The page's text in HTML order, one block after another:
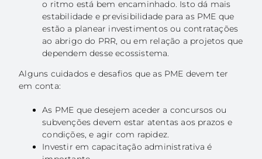
o ritmo está bem encaminhado. Isto dá mais
estabilidade e previsibilidade para as PME que
estão a planear investimentos ou contratações
ao abrigo do PRR, ou em relação a projetos que
dependem desse ecossistema.
Alguns cuidados e desafios que as PME devem ter
em conta:
As PME que desejem aceder a concursos ou
subvenções devem estar atentas aos prazos e
condições, e agir com rapidez.
Investir em capacitação administrativa é